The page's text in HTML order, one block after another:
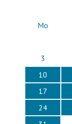
Mo
3
10
17
24